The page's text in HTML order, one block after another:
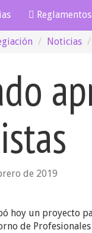
Reglamentos
Noticias
de 2019
hoy un proyecto
de